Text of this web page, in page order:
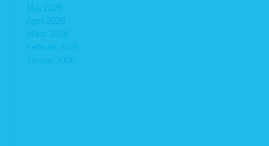
Mai 2026
April 2026
März 2026
Februar 2026
Januar 2026